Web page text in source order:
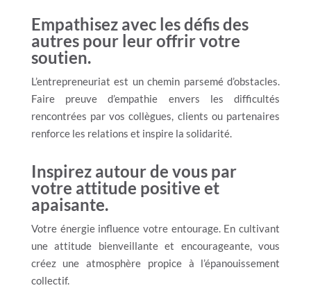
Empathisez avec les défis des
autres pour leur offrir votre
soutien.
L’entrepreneuriat est un chemin parsemé d’obstacles.
Faire preuve d’empathie envers les difficultés
rencontrées par vos collègues, clients ou partenaires
renforce les relations et inspire la solidarité.
Inspirez autour de vous par
votre attitude positive et
apaisante.
Votre énergie influence votre entourage. En cultivant
une attitude bienveillante et encourageante, vous
créez une atmosphère propice à l’épanouissement
collectif.